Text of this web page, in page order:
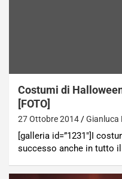
Costumi di
[FOTO]
27 Ottobre 2014 Gianluca
[galleria id=”1231″]I
successo anche in tutto